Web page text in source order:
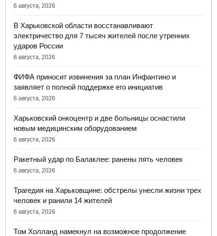
6 августа, 2026
В Харьковской области восстанавливают
электричество для 7 тысяч жителей после утренних
ударов России
6 августа, 2026
ФИФА приносит извинения за план Инфантино и
заявляет о полной поддержке его инициатив
6 августа, 2026
Харьковский онкоцентр и две больницы оснастили
новым медицинским оборудованием
6 августа, 2026
Ракетный удар по Балаклее: ранены пять человек
6 августа, 2026
Трагедия на Харьковщине: обстрелы унесли жизни трех
человек и ранили 14 жителей
6 августа, 2026
Том Холланд намекнул на возможное продолжение